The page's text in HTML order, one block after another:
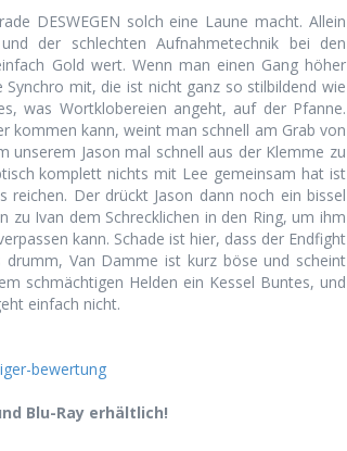
DESWEGEN solch eine Laune macht. Allein
der schlechten Aufnahmetechnik bei den
Gold wert. Wenn man einen Gang höher
mit, die ist nicht ganz so stilbildend wie
was Wortklobereien angeht, auf der Pfanne.
kommen kann, weint man schnell am Grab von
unserem Jason mal schnell aus der Klemme zu
komplett nichts mit Lee gemeinsam hat ist
reichen. Der drückt Jason dann noch ein bissel
zu Ivan dem Schrecklichen in den Ring, um ihm
kann. Schade ist hier, dass der Endfight
drumm, Van Damme ist kurz böse und scheint
schmächtigen Helden ein Kessel Buntes, und
einfach nicht.
Blu-Ray erhältlich!